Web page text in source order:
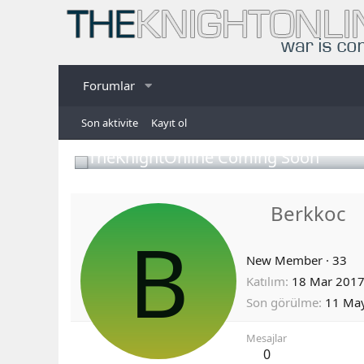
Forumlar
Son aktivite Kayıt ol
TheKnightOnline Coming Soon
B
Berkkoc
New Member · 33
Katılım 18 Mar 2017
Son görülme 11
Mesajlar
0